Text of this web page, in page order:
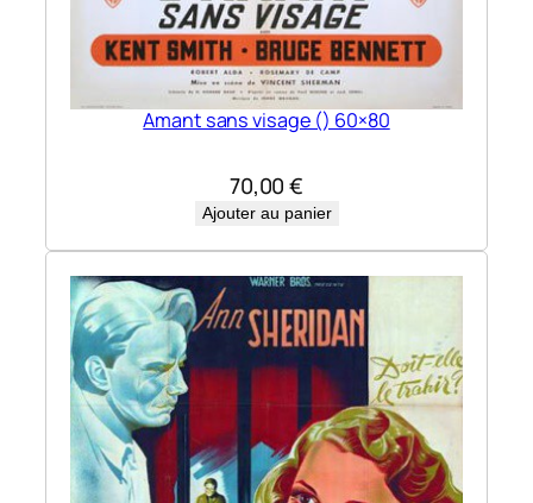
Amant sans visage () 60×80
70,00€
Ajouter au panier